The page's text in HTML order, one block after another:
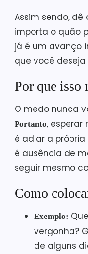
Assim sendo, dê
importa o quão
já é um avanço
que você deseja
Por que isso
O medo nunca
Portanto, esperar
é adiar a
é ausência de
seguir mesmo
Como
Exemplo:
vergonha?
de alguns